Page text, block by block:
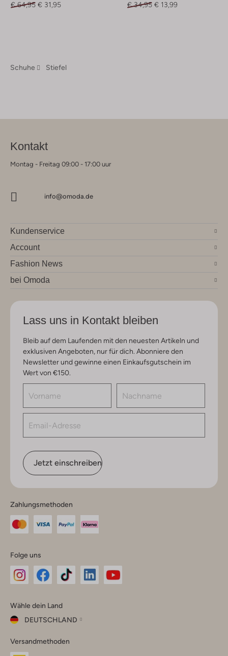
€ 64,95 € 31,95
€ 34,95 € 13,99
Schuhe Stiefel
Kontakt
Montag - Freitag 09:00 - 17:00 uur
info@omoda.de
Kundenservice
Account
Fashion News
bei Omoda
Lass uns in Kontakt bleiben
Bleib auf dem Laufenden mit den neuesten Artikeln und
exklusiven Angeboten, nur für dich. Abonniere den
Newsletter und gewinne einen Einkaufsgutschein im
Wert von €150.
Jetzt einschreiben
Zahlungsmethoden
Folge uns
Instagram
Facebook
TikTok
Wähle dein Land
DEUTSCHLAND
dein
Land
Versandmethoden